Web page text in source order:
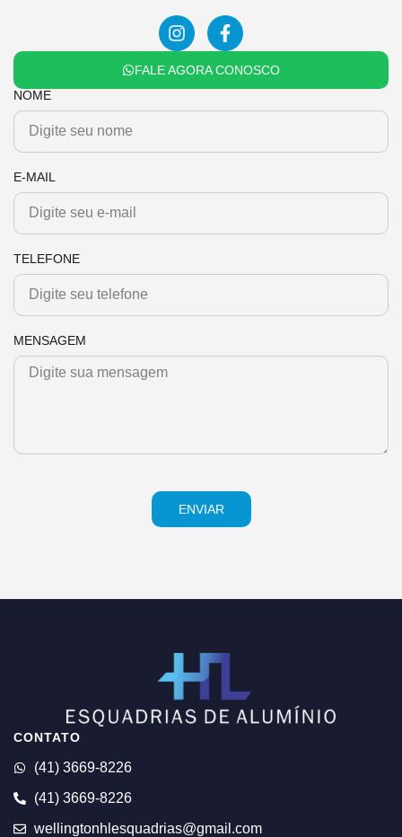
FALE AGORA CONOSCO
NOME
E-MAIL
TELEFONE
MENSAGEM
ENVIAR
CONTATO
(41) 3669-8226
(41) 3669-8226
wellingtonhlesquadrias@gmail.com